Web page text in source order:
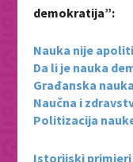
demokratija”:
Nauka nije
Da li je nauka
Građanska nauka
Naučna i
Politizacija
Istorijski